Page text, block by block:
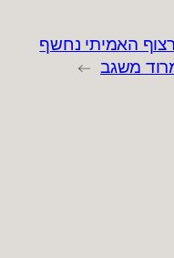
האמיתי נחשף
משגב →